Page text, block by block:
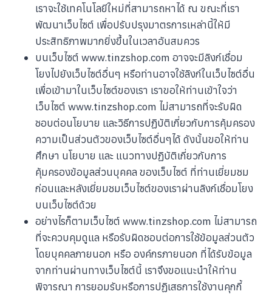
เราจะใช้เทคโนโลยีใหม่ที่สามารถหาได้ ณ ขณะที่เรา
พัฒนาเว็บไซต์ เพื่อปรับปรุงมาตรการเหล่านี้ให้มี
ประสิทธิภาพมากยิ่งขึ้นในเวลาอันสมควร
บนเว็บไซต์ www.tinzshop.com อาจจะมีลิงก์เชื่อม
โยงไปยังเว็บไซต์อื่นๆ หรือท่านอาจใช้ลิงก์ในเว็บไซต์อื่น
เพื่อเข้ามาในเว็บไซต์ของเรา เราขอให้ท่านเข้าใจว่า
เว็บไซต์ www.tinzshop.com ไม่สามารถที่จะรับผิด
ชอบต่อนโยบาย และวิธีการปฏิบัติเกี่ยวกับการคุ้มครอง
ความเป็นส่วนตัวของเว็บไซต์อื่นๆได้ ดังนั้นขอให้ท่าน
ศึกษา นโยบาย และ แนวทางปฏิบัติเกี่ยวกับการ
คุ้มครองข้อมูลส่วนบุคคล ของเว็บไซต์ ที่ท่านเยี่ยมชม
ก่อนและหลังเยี่ยมชมเว็บไซต์ของเราผ่านลิงก์เชื่อมโยง
บนเว็บไซต์ด้วย
อย่างไรก็ตามเว็บไซต์ www.tinzshop.com ไม่สามารถ
ที่จะควบคุมดูแล หรือรับผิดชอบต่อการใช้ข้อมูลส่วนตัว
โดยบุคคลภายนอก หรือ องค์กรภายนอก ที่ได้รับข้อมูล
จากท่านผ่านทางเว็บไซต์นี้ เราจึงขอแนะนำให้ท่าน
พิจารณา การยอมรับหรือการปฏิเสธการใช้งานคุกกี้